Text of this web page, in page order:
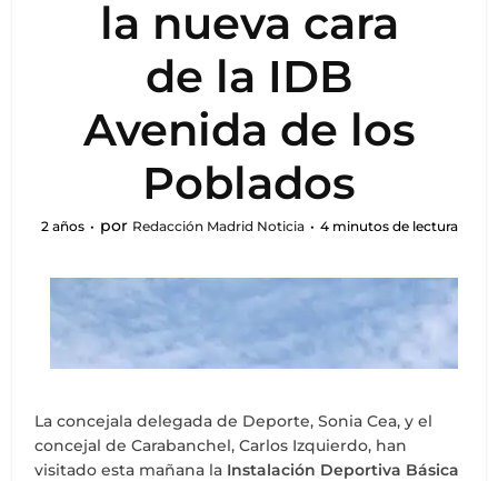
la nueva cara
de la IDB
Avenida de los
Poblados
2 años por Redacción Madrid Noticia 4 minutos de lectura
La concejala delegada de Deporte, Sonia Cea, y el
concejal de Carabanchel, Carlos Izquierdo, han
visitado esta mañana la Instalación Deportiva Básica